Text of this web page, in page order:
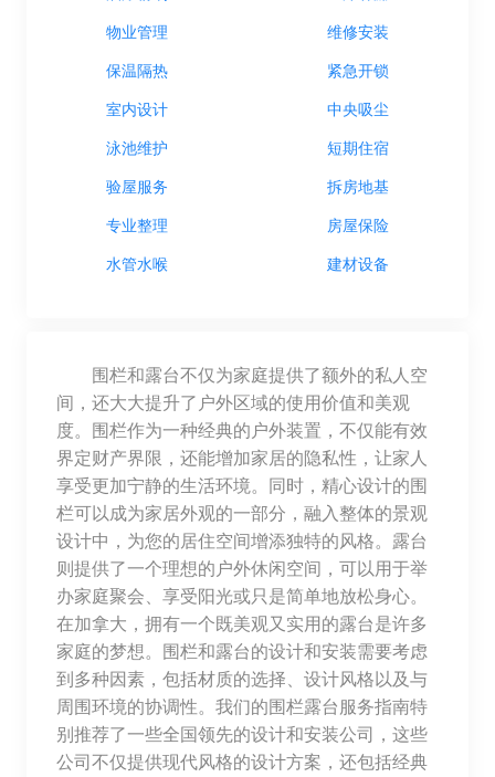
物业管理 维修安装
保温隔热 紧急开锁
室内设计 中央吸尘
泳池维护 短期住宿
验屋服务 拆房地基
专业整理 房屋保险
水管水喉 建材设备
围栏和露台不仅为家庭提供了额外的私人空
间，还大大提升了户外区域的使用价值和美观
度。围栏作为一种经典的户外装置，不仅能有效
界定财产界限，还能增加家居的隐私性，让家人
享受更加宁静的生活环境。同时，精心设计的围
栏可以成为家居外观的一部分，融入整体的景观
设计中，为您的居住空间增添独特的风格。露台
则提供了一个理想的户外休闲空间，可以用于举
办家庭聚会、享受阳光或只是简单地放松身心。
在加拿大，拥有一个既美观又实用的露台是许多
家庭的梦想。围栏和露台的设计和安装需要考虑
到多种因素，包括材质的选择、设计风格以及与
周围环境的协调性。我们的围栏露台服务指南特
别推荐了一些全国领先的设计和安装公司，这些
公司不仅提供现代风格的设计方案，还包括经典